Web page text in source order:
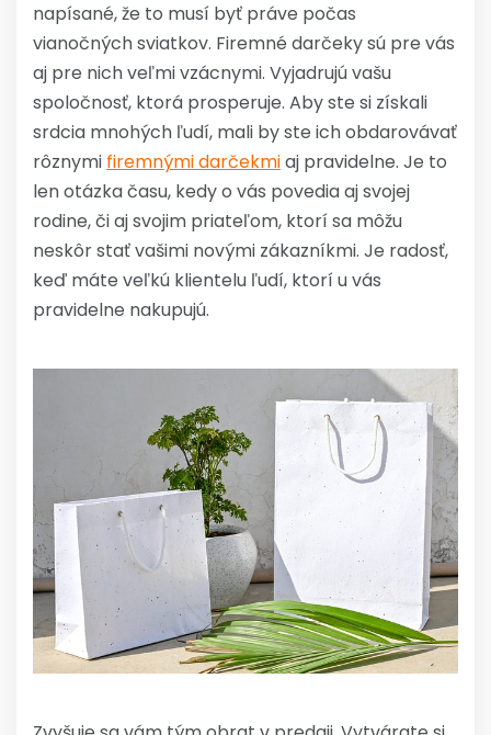
napísané, že to musí byť práve počas
vianočných sviatkov. Firemné darčeky sú pre vás
aj pre nich veľmi vzácnymi. Vyjadrujú vašu
spoločnosť, ktorá prosperuje. Aby ste si získali
srdcia mnohých ľudí, mali by ste ich obdarovávať
rôznymi firemnými darčekmiaj pravidelne. Je to
len otázka času, kedy o vás povedia aj svojej
rodine, či aj svojim priateľom, ktorí sa môžu
neskôr stať vašimi novými zákazníkmi. Je radosť,
keď máte veľkú klientelu ľudí, ktorí u vás
pravidelne nakupujú.